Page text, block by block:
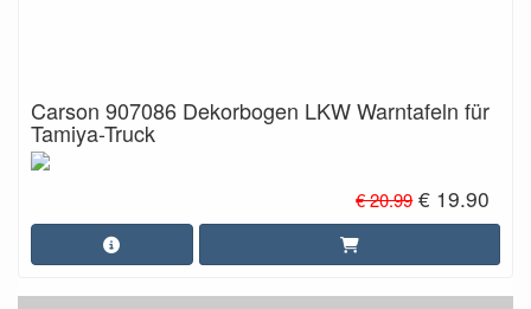
Carson 907086 Dekorbogen LKW Warntafeln für
Tamiya-Truck
€ 20.99 € 19.90